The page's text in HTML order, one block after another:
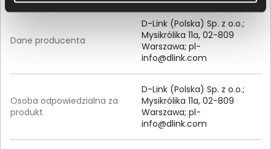
Dane producenta
D-Link (Polska) Sp. z o.o.;
Mysikrólika 11a, 02-809
Warszawa; pl-
info@dlink.com
Osoba odpowiedzialna za
produkt
D-Link (Polska) Sp. z o.o.;
Mysikrólika 11a, 02-809
Warszawa; pl-
info@dlink.com